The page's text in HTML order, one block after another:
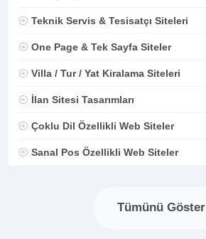
Teknik Servis & Tesisatçı Siteleri
One Page & Tek Sayfa Siteler
Villa / Tur / Yat Kiralama Siteleri
İlan Sitesi Tasarımları
Çoklu Dil Özellikli Web Siteler
Sanal Pos Özellikli Web Siteler
Tümünü Göster